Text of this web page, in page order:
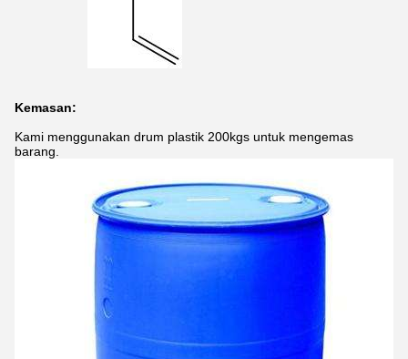
Kemasan:
Kami menggunakan drum plastik 200kgs untuk mengemas
barang.